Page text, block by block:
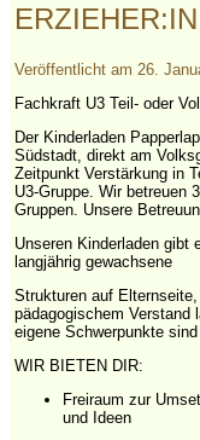
Veröffentlicht am 26.
Fachkraft U3 Teil- oder
Der Kinderladen
Südstadt, direkt am
ZeitpunktVerstärkung in
U3-Gruppe. Wir betreuen
Gruppen. Unsere
Unseren Kinderladen gibt
langjährig gewachsene
Strukturen auf
pädagogischem Verstand
eigene Schwerpunkte
WIR BIETEN DIR:
Freiraum zur
und Ideen